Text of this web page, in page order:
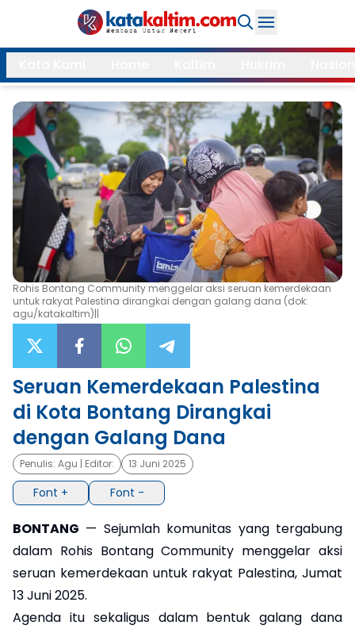
Daerah
Kukar
Samarinda
Bontang
Balikpapan
Kubar
Kutim
PPU
Mahulu
Paser
Berau
More
Internasional
Feature
Opini
Gaya
Hidup
×
Search
Rohis Bontang Community menggelar aksi seruan kemerdekaan
untuk rakyat Palestina dirangkai dengan galang dana (dok:
agu/katakaltim)||
Seruan Kemerdekaan Palestina
di Kota Bontang Dirangkai
dengan Galang Dana
Penulis: Agu | Editor: 13 Juni 2025
Font + Font -
BONTANG — Sejumlah komunitas yang tergabung
dalam Rohis Bontang Community menggelar aksi
seruan kemerdekaan untuk rakyat Palestina, Jumat
13 Juni 2025.
Agenda itu sekaligus dalam bentuk galang dana